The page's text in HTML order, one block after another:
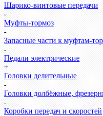
Шарико-винтовые передачи
-
Муфты-тормоз
-
Запасные части к муфтам-
-
Педали электрические
+
Головки делительные
-
Головки долбёжные,
-
Коробки передач и скоростей